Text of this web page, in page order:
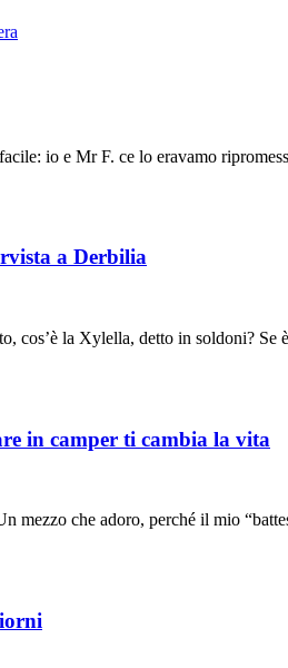
io e Mr F. ce lo eravamo
a Derbilia
cos’è la Xylella, detto in soldoni? Se
in camper ti cambia la vita
mezzo che adoro, perché il mio